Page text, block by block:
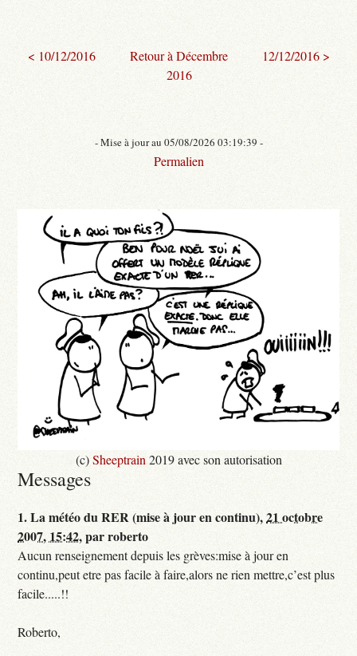
< 10/12/2016
Retour à Décembre
2016
12/12/2016 >
- Mise à jour au 05/08/2026 03:19:39 -
Permalien
(c)Sheeptrain 2019 avec son autorisation
Messages
1.La météo du RER (mise à jour en continu),21 octobre
2007, 15:42,parroberto
Aucun renseignement depuis les grèves:mise à jour en
continu,peut etre pas facile à faire,alors ne rien mettre,c’est plus
facile.....!!
Roberto,